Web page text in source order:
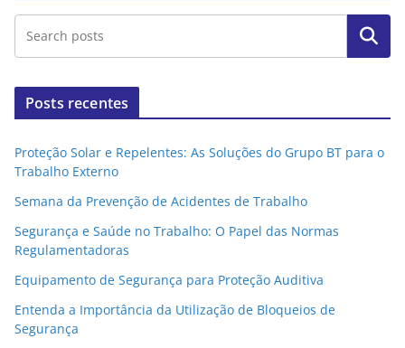
Pesquisar
Posts recentes
Proteção Solar e Repelentes: As Soluções do Grupo BT para o
Trabalho Externo
Semana da Prevenção de Acidentes de Trabalho
Segurança e Saúde no Trabalho: O Papel das Normas
Regulamentadoras
Equipamento de Segurança para Proteção Auditiva
Entenda a Importância da Utilização de Bloqueios de
Segurança